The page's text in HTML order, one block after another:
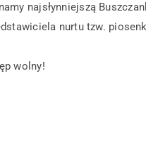
najsłynniejszą
nurtu tzw.
wolny!